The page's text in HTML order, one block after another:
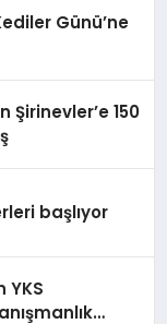
Günü’ne
Şirinevler’e 150
başlıyor
YKS